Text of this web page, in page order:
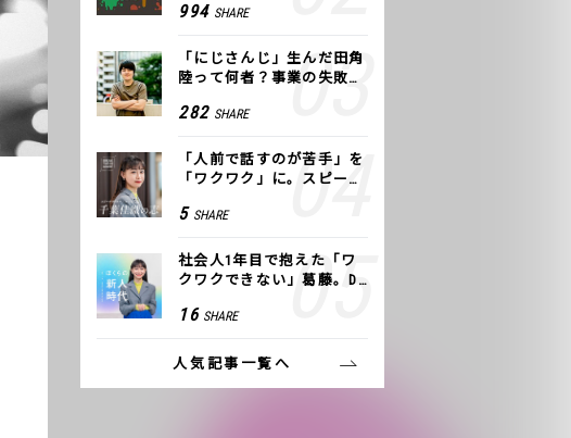
994 SHARE
「にじさんじ」生んだ田角
陸って何者？事業の失敗
COLOR
282 SHARE
「人前で話すのが苦手」を
「ワクワク」に。スピーチ
方トレーニング」に込めた
5 SHARE
社会人1年目で抱えた「ワ
クワクできない」葛藤。De
つけた、私の生きる道
16 SHARE
人気記事一覧へ